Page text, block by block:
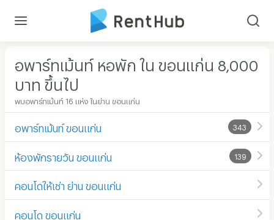
อพาร์ทเม้นท์ หอพัก ใน ขอนแก่น 8,000
บาท ขึ้นไป
พบอพาร์ทเม้นท์ 16 แห่ง ในย่าน ขอนแก่น
อพาร์ทเม้นท์ ขอนแก่น 343
ห้องพักรายวัน ขอนแก่น 139
คอนโดให้เช่า ย่าน ขอนแก่น
คอนโด ขอนแก่น